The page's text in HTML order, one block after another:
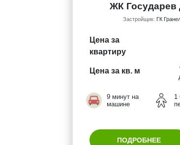
ЖК Государев
Застройщик: ГК
Цена за
квартиру
Цена за кв. м
9 минут на
машине
1
ПОДРОБНЕЕ